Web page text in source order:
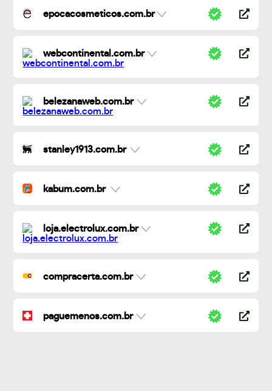
epocacosmeticos.com.br
webcontinental.com.br
belezanaweb.com.br
stanley1913.com.br
kabum.com.br
loja.electrolux.com.br
compracerta.com.br
paguemenos.com.br